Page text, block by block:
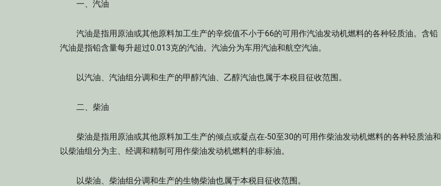
一、汽油
汽油是指用原油或其他原料加工生产的辛烷值不小于66的可用作汽油发动机燃料的各种轻质油。含铅
汽油是指铅含量每升超过0.013克的汽油。汽油分为车用汽油和航空汽油。
以汽油、汽油组分调和生产的甲醇汽油、乙醇汽油也属于本税目征收范围。
二、柴油
柴油是指用原油或其他原料加工生产的倾点或凝点在-50至30的可用作柴油发动机燃料的各种轻质油和
以柴油组分为主、经调和精制可用作柴油发动机燃料的非标油。
以柴油、柴油组分调和生产的生物柴油也属于本税目征收范围。